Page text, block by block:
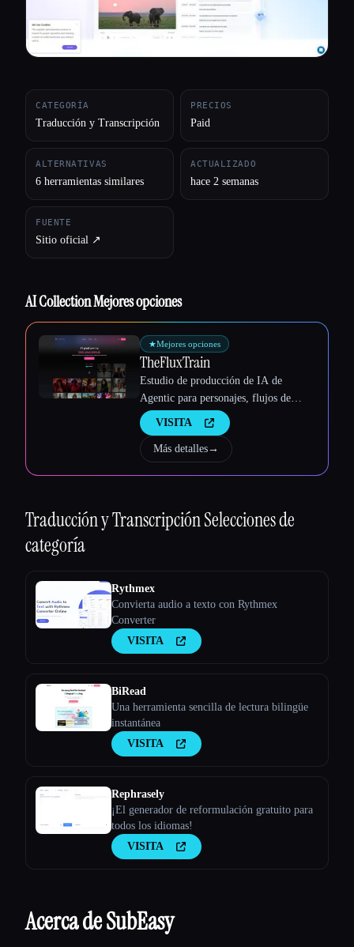
CATEGORÍA
Traducción y Transcripción
PRECIOS
Paid
ALTERNATIVAS
6 herramientas similares
ACTUALIZADO
hace 2 semanas
FUENTE
Sitio oficial ↗︎
AI Collection Mejores opciones
★Mejores opciones
TheFluxTrain
Estudio de producción de IA de
Agentic para personajes, flujos de
trabajo y vídeos coherentes
VISITA
Más detalles→
Traducción y TranscripciónSelecciones de
categoría
Rythmex
Convierta audio a texto con Rythmex
Converter
VISITA
BiRead
Una herramienta sencilla de lectura bilingüe
instantánea
VISITA
Rephrasely
¡El generador de reformulación gratuito para
todos los idiomas!
VISITA
Acerca de SubEasy